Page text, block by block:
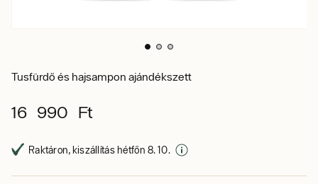
Tusfürdő és hajsampon ajándékszett
16 990 Ft
Raktáron, kiszállítás hétfőn 8. 10.